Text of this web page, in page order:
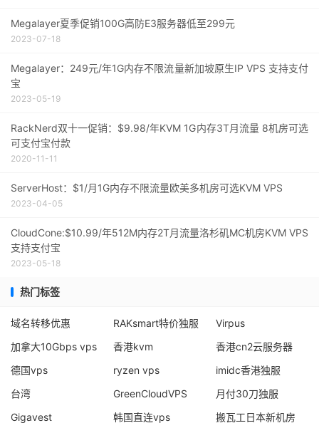
Megalayer夏季促销100G高防E3服务器低至299元
2023-07-18
Megalayer：249元/年1G内存不限流量新加坡原生IP VPS 支持支付
宝
2023-05-19
RackNerd双十一促销：$9.98/年KVM 1G内存3T月流量 8机房可选
可支付宝付款
2020-11-11
ServerHost：$1/月1G内存不限流量欧美多机房可选KVM VPS
2023-04-05
CloudCone:$10.99/年512M内存2T月流量洛杉矶MC机房KVM VPS
支持支付宝
2023-05-18
热门标签
域名转移优惠 RAKsmart特价独服
Virpus
加拿大10Gbps vps
香港kvm
香港cn2云服务器
德国vps
ryzen vps
imidc香港独服
台湾
GreenCloudVPS
月付30刀独服
Gigavest
韩国直连vps 搬瓦工日本新机房